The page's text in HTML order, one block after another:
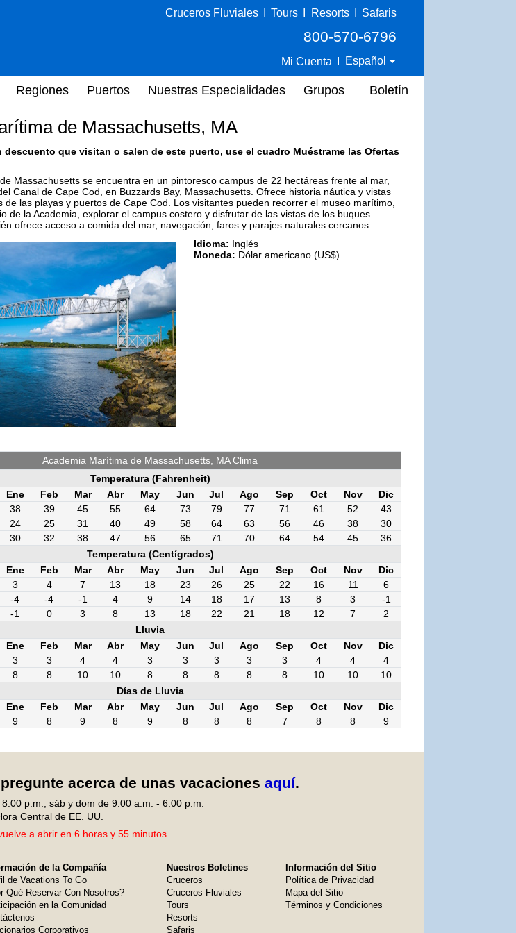
Cruceros Fluviales Tours Resorts Safaris
800-570-6796
Mi Cuenta Español
Regiones Puertos Nuestras Especialidades Grupos Boletín
de Massachusetts, MA
descuento que visitan o salen de este puerto, use el cuadro Muéstrame las Ofertas
Massachusetts se encuentra en un pintoresco campus de 22 hectáreas frente al mar,
Canal de Cape Cod, en Buzzards Bay, Massachusetts. Ofrece historia náutica y vistas
de las playas y puertos de Cape Cod. Los visitantes pueden recorrer el museo marítimo,
de la Academia, explorar el campus costero y disfrutar de las vistas de los buques
ofrece acceso a comida del mar, navegación, faros y parajes naturales cercanos.
Idioma: Inglés
Moneda: Dólar americano (US$)
Academia Marítima de Massachusetts, MA Clima
Temperatura (Fahrenheit)
Ene
Feb Mar Abr May Jun Jul Ago Sep Oct Nov
Dic
38 39 45 55 64 73 79 77 71 61 52
43
24 25 31 40 49 58 64 63 56 46 38
30
30 32 38 47 56 65 71 70 64 54 45
36
Temperatura (Centígrados)
Ene
Feb Mar Abr May Jun Jul Ago Sep Oct Nov
Dic
3 4 7 13 18 23 26 25 22 16 11
6
-4 -4 -1 4 9 14 18 17 13 8 3
-1
-1 0 3 8 13 18 22 21 18 12 7
2
Lluvia
Ene
Feb Mar Abr May Jun Jul Ago Sep Oct Nov
Dic
3 3 4 4 3 3 3 3 3 4 4
4
8 8 10 10 8 8 8 8 8 10 10
10
Días de Lluvia
Ene
Feb Mar Abr May Jun Jul Ago Sep Oct Nov
Dic
9 8 9 8 9 8 8 8 7 8 8 9
acerca de unas vacaciones aquí.
p.m., sáb y dom de 9:00 a.m. - 6:00 p.m.
Central de EE. UU.
a abrir en 6 horas y 55 minutos.
de la Compañía
de Vacations To Go
Qué Reservar Con Nosotros?
en la Comunidad
Corporativos
Nuestros Boletines
Cruceros
Cruceros Fluviales
Tours
Resorts
Safaris
Información del Sitio
Política de Privacidad
Mapa del Sitio
Términos y Condiciones